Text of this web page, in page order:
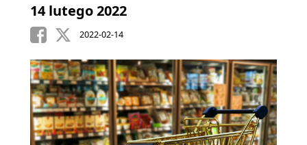
14 lutego 2022
2022-02-14